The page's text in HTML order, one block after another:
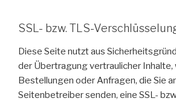
SSL- bzw. TLS-
Diese Seite nutzt aus
der Übertragung vertraulicher Inhalte,
Bestellungen oder Anfragen, die Sie
Seitenbetreiber senden, eine SSL-